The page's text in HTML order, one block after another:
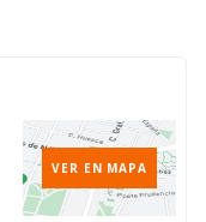
VER EN MAPA